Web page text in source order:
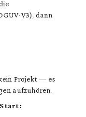
V3), dann
Projekt — es
aufzuhören.